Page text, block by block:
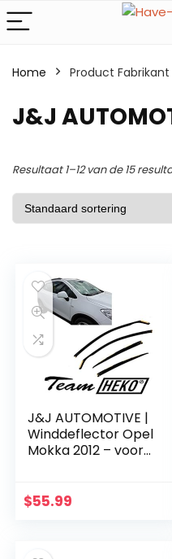
Home Product Fabrikant
J&J
Resultaat 1–12 van de 15
J&J AUTOMOTIVE |
Winddeflector Opel
Mokka 2012 – voor
$55.99